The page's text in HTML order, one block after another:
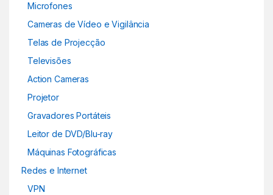
Microfones
Cameras de Vídeo e Vigilância
Telas de Projecção
Televisões
Action Cameras
Projetor
Gravadores Portáteis
Leitor de DVD/Blu-ray
Máquinas Fotográficas
Redes e Internet
VPN